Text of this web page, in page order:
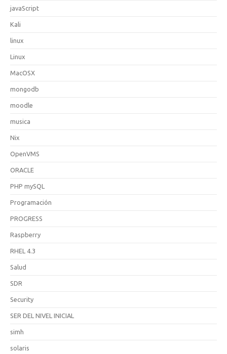
javaScript
Kali
linux
Linux
MacOSX
mongodb
moodle
musica
Nix
OpenVMS
ORACLE
PHP mySQL
Programación
PROGRESS
Raspberry
RHEL 4.3
Salud
SDR
Security
SER DEL NIVEL INICIAL
simh
solaris